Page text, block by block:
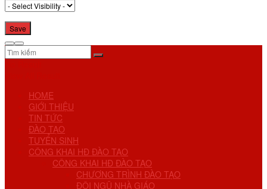
HOME
GIỚI THIỆU
TIN TỨC
ĐÀO TẠO
TUYỂN SINH
CÔNG KHAI HĐ ĐÀO TẠO
CÔNG KHAI HĐ ĐÀO TẠO
CHƯƠNG TRÌNH ĐÀO TẠO
ĐỘI NGŨ NHÀ GIÁO